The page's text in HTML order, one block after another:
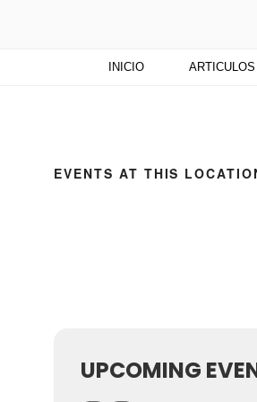
INICIO ARTICULOS
EVENTS AT THIS
UPCOMING